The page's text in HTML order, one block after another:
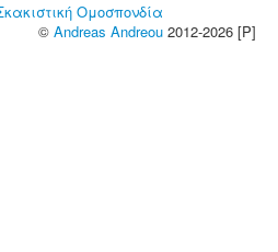
Ομοσπονδία
© Andreas Andreou 2012-2026 [P]